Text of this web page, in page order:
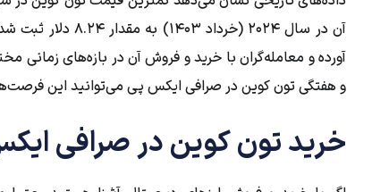
آن در سال ۲۰۲۴
آورده و معامله‌گران با خرید و فروش آن در بازه‌های زمانی
و هفتگی تون کوین در صرافی ایکس پی می‌توانید این
خرید تون کوین در صرافی